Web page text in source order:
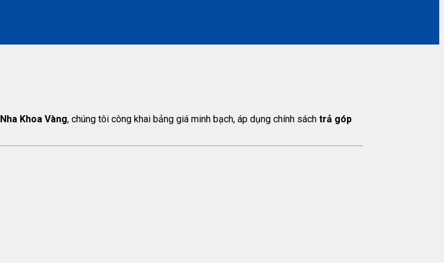
Nha Khoa Vàng, chúng tôi công khai bảng giá minh bạch, áp dụng chính sách trả góp